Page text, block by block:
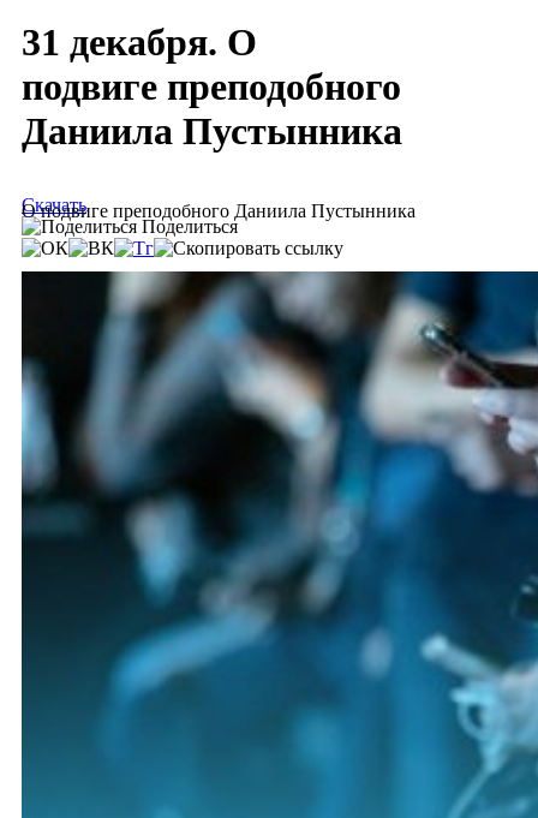
31 декабря. О
подвиге преподобного
Даниила Пустынника
О подвиге преподобного Даниила Пустынника
Скачать
Поделиться